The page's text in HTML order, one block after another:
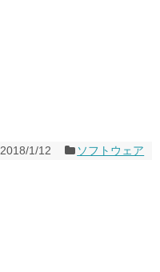
2018/1/12 ソフトウェア